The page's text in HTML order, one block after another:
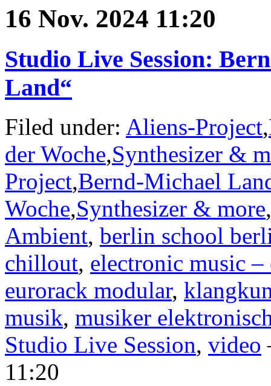
16 Nov. 2024 11:20
Studio Live Session:
Land“
Filed under: Aliens-Project,
der Woche,Synthesizer &
Project,Bernd-Michael
Woche,Synthesizer & more,
Ambient, berlin school
chillout, electronic music
eurorack modular,
musik, musiker
Studio Live Session, video
11:20